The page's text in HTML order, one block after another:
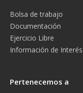
Bolsa de trabajo
Documentación
Ejercicio Libre
Información de Interés
Pertenecemos a